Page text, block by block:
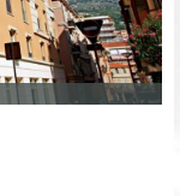
Next